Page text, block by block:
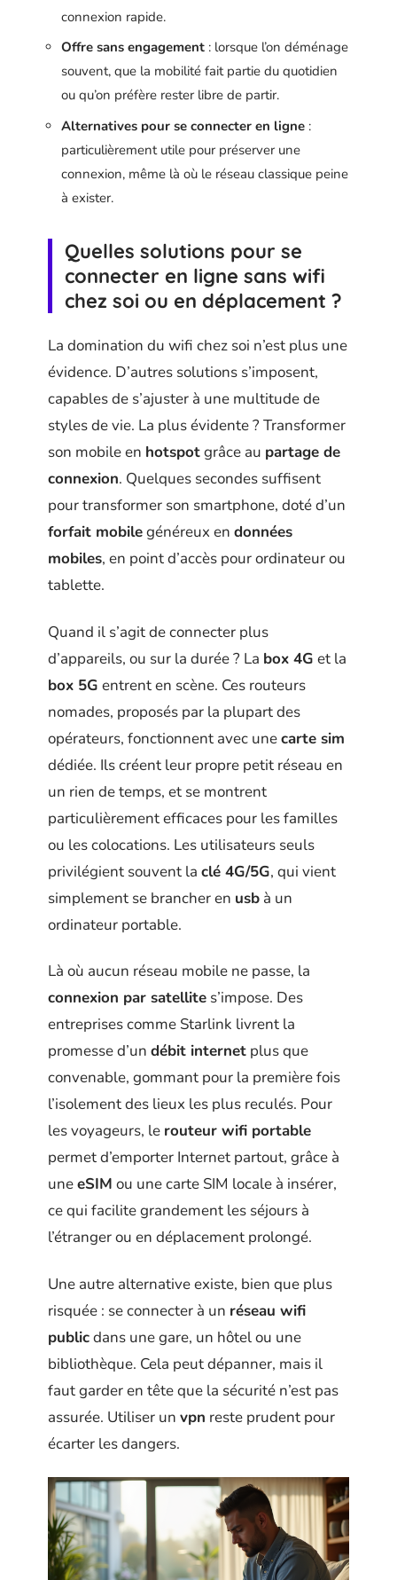
connexion rapide.
Offre sans engagement : lorsque l’on déménage
souvent, que la mobilité fait partie du quotidien
ou qu’on préfère rester libre de partir.
Alternatives pour se connecter en ligne :
particulièrement utile pour préserver une
connexion, même là où le réseau classique peine
à exister.
Quelles solutions pour se
connecter en ligne sans wifi
chez soi ou en déplacement ?
La domination du wifi chez soi n’est plus une
évidence. D’autres solutions s’imposent,
capables de s’ajuster à une multitude de
styles de vie. La plus évidente ? Transformer
son mobile en hotspotgrâce au partage de
connexion. Quelques secondes suffisent
pour transformer son smartphone, doté d’un
forfait mobilegénéreux en données
mobiles, en point d’accès pour ordinateur ou
tablette.
Quand il s’agit de connecter plus
d’appareils, ou sur la durée ? La box 4G et la
box 5G entrent en scène. Ces routeurs
nomades, proposés par la plupart des
opérateurs, fonctionnent avec unecarte sim
dédiée. Ils créent leur propre petit réseau en
un rien de temps, et se montrent
particulièrement efficaces pour les familles
ou les colocations. Les utilisateurs seuls
privilégient souvent la clé 4G/5G, qui vient
simplement se brancher en usb à un
ordinateur portable.
Là où aucun réseau mobile ne passe, la
connexion par satellite s’impose. Des
entreprises comme Starlink livrent la
promesse d’un débit internet plus que
convenable, gommant pour la première fois
l’isolement des lieux les plus reculés. Pour
les voyageurs, le routeur wifi portable
permet d’emporter Internet partout, grâce à
uneeSIM ou une carte SIM locale à insérer,
ce qui facilite grandement les séjours à
l’étranger ou en déplacement prolongé.
Une autre alternative existe, bien que plus
risquée : se connecter à un réseau wifi
publicdans une gare, un hôtel ou une
bibliothèque. Cela peut dépanner, mais il
faut garder en tête que la sécurité n’est pas
assurée. Utiliser un vpn reste prudent pour
écarter les dangers.